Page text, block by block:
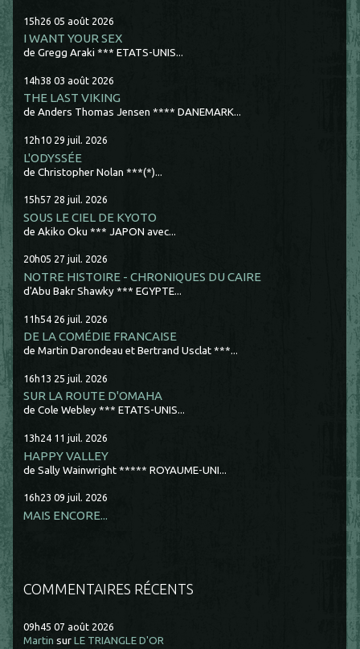
15h26 05 août 2026
I WANT YOUR SEX
de Gregg Araki *** ETATS-UNIS...
14h38 03 août 2026
THE LAST VIKING
de Anders Thomas Jensen **** DANEMARK...
12h10 29 juil. 2026
L'ODYSSÉE
de Christopher Nolan ***(*)...
15h57 28 juil. 2026
SOUS LE CIEL DE KYOTO
de Akiko Oku *** JAPON avec...
20h05 27 juil. 2026
NOTRE HISTOIRE - CHRONIQUES DU CAIRE
d'Abu Bakr Shawky *** EGYPTE...
11h54 26 juil. 2026
DE LA COMÉDIE FRANCAISE
de Martin Darondeau et Bertrand Usclat ***...
16h13 25 juil. 2026
SUR LA ROUTE D'OMAHA
de Cole Webley *** ETATS-UNIS...
13h24 11 juil. 2026
HAPPY VALLEY
de Sally Wainwright ***** ROYAUME-UNI...
16h23 09 juil. 2026
MAIS ENCORE...
COMMENTAIRES RÉCENTS
09h45 07 août 2026
Martin surLE TRIANGLE D'OR